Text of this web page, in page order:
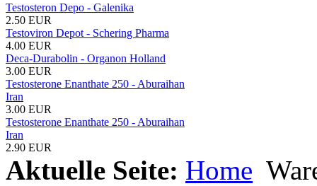
Testosteron Depo - Galenika
2.50 EUR
Testoviron Depot - Schering Pharma
4.00 EUR
Deca-Durabolin - Organon Holland
3.00 EUR
Testosterone Enanthate 250 - Aburaihan
Iran
3.00 EUR
Testosterone Enanthate 250 - Aburaihan
Iran
2.90 EUR
Aktuelle Seite: Home